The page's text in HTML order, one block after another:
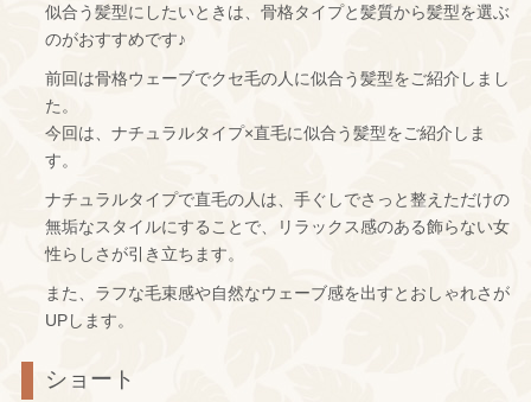
似合う髪型にしたいときは、骨格タイプと髪質から髪型を選ぶ
のがおすすめです♪
前回は骨格ウェーブでクセ毛の人に似合う髪型をご紹介しまし
た。
今回は、ナチュラルタイプ×直毛に似合う髪型をご紹介しま
す。
ナチュラルタイプで直毛の人は、手ぐしでさっと整えただけの
無垢なスタイルにすることで、リラックス感のある飾らない女
性らしさが引き立ちます。
また、ラフな毛束感や自然なウェーブ感を出すとおしゃれさが
UPします。
ショート